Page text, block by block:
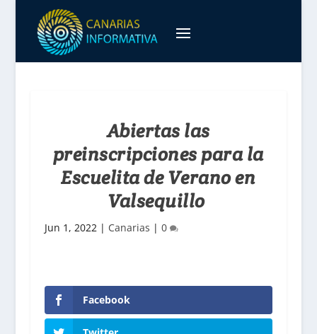
Abiertas las
preinscripciones para la
Escuelita de Verano en
Valsequillo
Jun 1, 2022| Canarias | 0
Facebook